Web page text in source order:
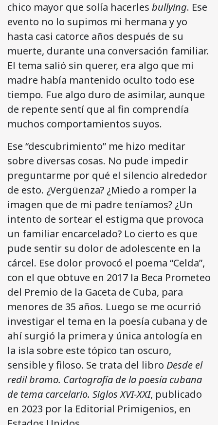
chico mayor que solía hacerles bullying. Ese
evento no lo supimos mi hermana y yo
hasta casi catorce años después de su
muerte, durante una conversación familiar.
El tema salió sin querer, era algo que mi
madre había mantenido oculto todo ese
tiempo. Fue algo duro de asimilar, aunque
de repente sentí que al fin comprendía
muchos comportamientos suyos.
Ese “descubrimiento” me hizo meditar
sobre diversas cosas. No pude impedir
preguntarme por qué el silencio alrededor
de esto. ¿Vergüenza? ¿Miedo a romper la
imagen que de mi padre teníamos? ¿Un
intento de sortear el estigma que provoca
un familiar encarcelado? Lo cierto es que
pude sentir su dolor de adolescente en la
cárcel. Ese dolor provocó el poema “Celda”,
con el que obtuve en 2017 la Beca Prometeo
del Premio de la Gaceta de Cuba, para
menores de 35 años. Luego se me ocurrió
investigar el tema en la poesía cubana y de
ahí surgió la primera y única antología en
la isla sobre este tópico tan oscuro,
sensible y filoso. Se trata del libro Desde el
redil bramo. Cartografía de la poesía cubana
de tema carcelario. Siglos XVI-XXI, publicado
en 2023 por la Editorial Primigenios, en